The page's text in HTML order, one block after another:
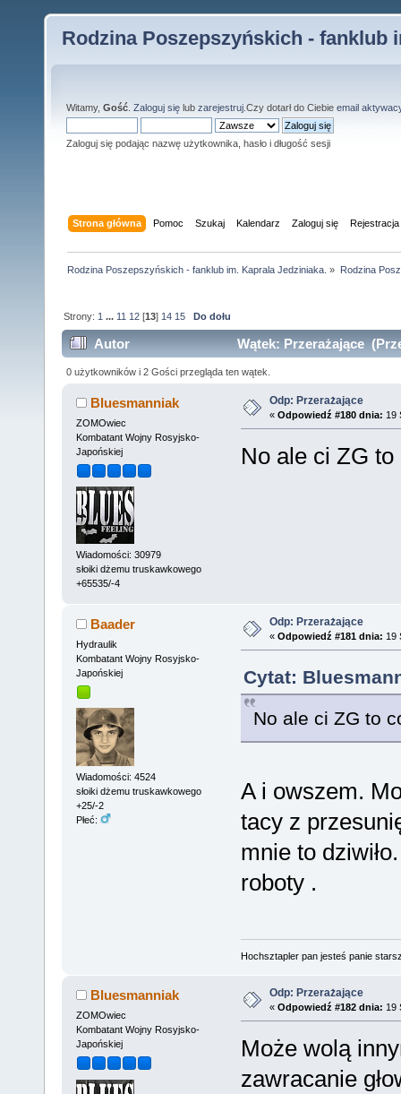
Rodzina Poszepszyńskich - fanklub
Witamy, Gość Zaloguj się lub zarejestruj .Czy dotarł do Ciebie email
Zaloguj się podając nazwę użytkownika, hasło i długość sesji
Strona główna Pomoc Szukaj Kalendarz Zaloguj się Rejestracja
Rodzina Poszepszyńskich - fanklub im. Kaprala Jedziniaka. » Rodzina
Strony: 1 ... 11 12 [13] 14 15 Do dołu
Autor Wątek: Przerażające
0 użytkowników i 2 Gości przegląda ten wątek.
Bluesmanniak
ZOMOwiec
Kombatant Wojny Rosyjsko-
Japońskiej
Wiadomości: 30979
słoiki dżemu truskawkowego
+65535/-4
Odp: Przerażające
« Odpowiedź #180 dnia: 19
No ale ci ZG
Baader
Hydraulik
Kombatant Wojny Rosyjsko-
Japońskiej
Wiadomości: 4524
słoiki dżemu truskawkowego
+25/-2
Płeć:
Odp: Przerażające
« Odpowiedź #181 dnia: 19
Cytat:
No ale ci ZG to
A i owszem.
tacy z
mnie to
roboty .
Hochsztapler pan jesteś panie
Bluesmanniak
ZOMOwiec
Kombatant Wojny Rosyjsko-
Japońskiej
Odp: Przerażające
« Odpowiedź #182 dnia: 19
Może wolą
zawracanie